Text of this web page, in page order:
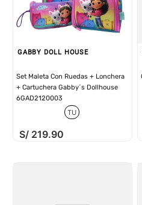
GABBY DOLL HOUSE
Set Maleta Con Ruedas + Lonchera
+ Cartuchera Gabby´s Dollhouse
6GAD2120003
TU
S/ 219.90